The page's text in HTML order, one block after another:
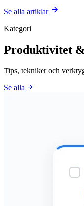
Se alla artiklar arrow_forward
Kategori
Produktivitet
Tips, tekniker och
Se alla arrow_forward